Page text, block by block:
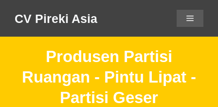
CV Pireki Asia
Produsen Partisi
Ruangan - Pintu Lipat -
Partisi Geser